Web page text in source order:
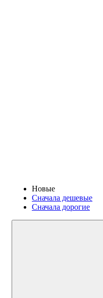
Новые
Сначала дешевые
Сначала дорогие